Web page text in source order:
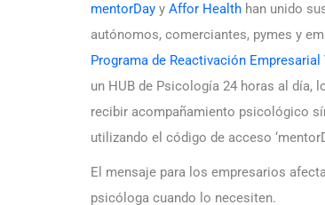
mentorDay y Affor Health han unido
autónomos, comerciantes, pymes y
Programa de Reactivación Empresarial
un HUB de Psicología 24 horas al día,
recibir acompañamiento psicológico
utilizando el código de acceso
El mensaje para los empresarios
psicóloga cuando lo necesiten.